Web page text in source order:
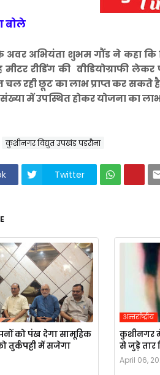
बोले
अवर अभियंता शुभम गौंड ने कहा
मीटर रीडिंग की वीडियोग्राफी
रही छूट का लाभ प्राप्त कर सकते
में उपस्थित होकर योजना का
कुशीनगर विद्युत उपखंड पडरौना
Twitter
को पंख देगा सामूहिक
तुर्कपट्टी में सजेगा
अन्तर्राष्ट्रीय
कुशीनगर
से जुड़े तार
April 06,